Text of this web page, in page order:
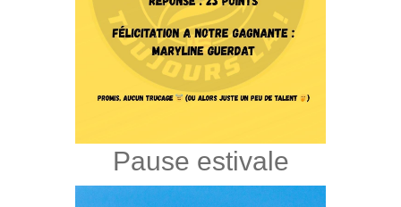
Pause estivale